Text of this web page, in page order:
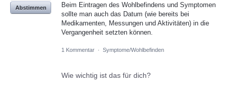
Beim Eintragen des Wohlbefindens und Symptomen
sollte man auch das Datum (wie bereits bei
Medikamenten, Messungen und Aktivitäten) in die
Vergangenheit setzten können.
Abstimmen
1 Kommentar · Symptome/Wohlbefinden
Wie wichtig ist das für dich?